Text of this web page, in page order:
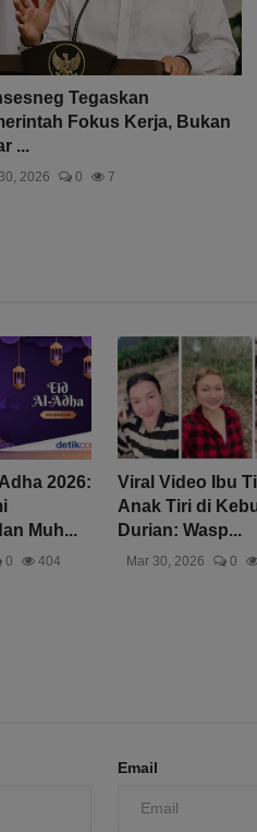
Tegaskan
Fokus Kerja, Bukan
...
2026 0 7
2026:
Muh...
0 404
Viral Video Ibu
Anak Tiri di
Durian: Wasp...
Mar 30, 2026 0
Email